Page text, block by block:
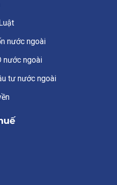
nước ngoài
nước ngoài
tư nước ngoài